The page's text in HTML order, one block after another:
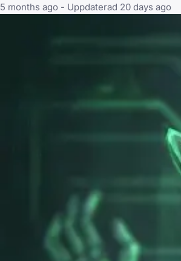
5 months ago - Uppdaterad 20 days ago